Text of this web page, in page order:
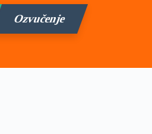
Ozvučenje